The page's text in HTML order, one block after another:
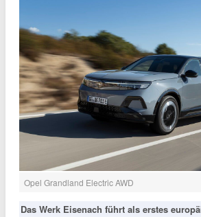
Opel Grandland Electric AWD
Das Werk Eisenach führt als erstes